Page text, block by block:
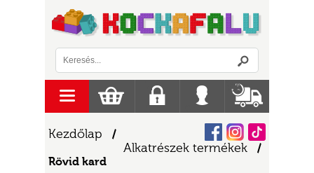
Kezdőlap /
Alkatrészek termékek
/
Rövid kard